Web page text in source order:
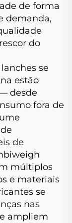
de forma
demanda,
do
se
estão
desde
fora de
de
múltiplos
e materiais
se
nas
ampliem